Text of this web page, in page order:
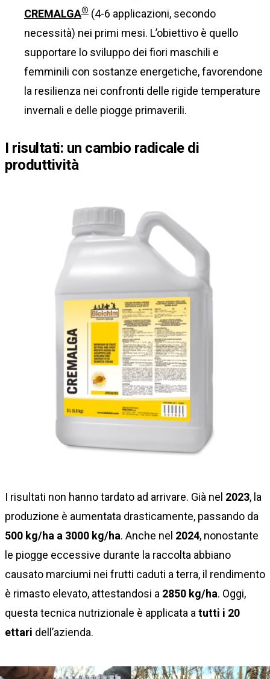
CREMALGA® (4-6 applicazioni, secondo
necessità) nei primi mesi. L’obiettivo è quello
supportare lo sviluppo dei fiori maschili e
femminili con sostanze energetiche, favorendone
la resilienza nei confronti delle rigide temperature
invernali e delle piogge primaverili.
I risultati: un cambio radicale di
produttività
I risultati non hanno tardato ad arrivare. Già nel 2023, la
produzione è aumentata drasticamente, passando da
500 kg/ha a 3000 kg/ha. Anche nel 2024, nonostante
le piogge eccessive durante la raccolta abbiano
causato marciumi nei frutti caduti a terra, il rendimento
è rimasto elevato, attestandosi a 2850 kg/ha. Oggi,
questa tecnica nutrizionale è applicata atutti i 20
ettari dell’azienda.